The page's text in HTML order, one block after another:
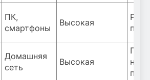
ПК,
смартфоны
Высокая
Домашняя
сеть
Высокая